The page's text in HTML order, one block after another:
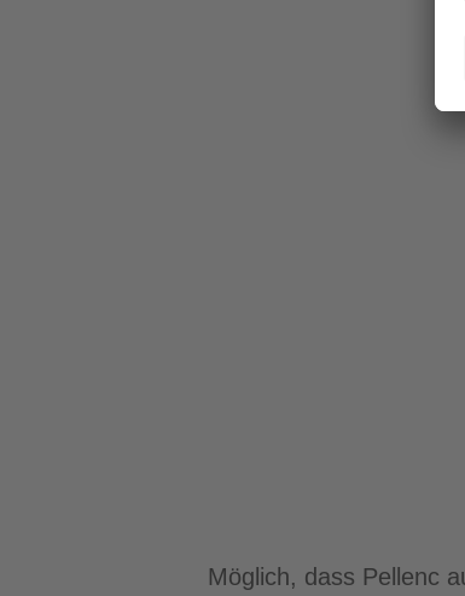
Möglich, dass Pellenc